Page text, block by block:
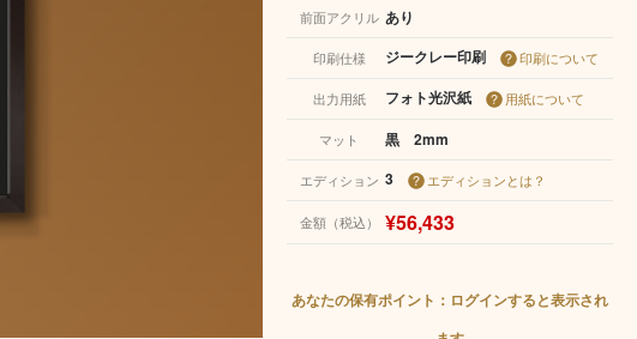
前面アクリル あり
印刷仕様 ジークレー印刷 印刷について
出力用紙 フォト光沢紙 用紙について
マット 黒 2mm
エディション 3 エディションとは？
金額（税込） ¥56,433
あなたの保有ポイント：ログインすると表示され